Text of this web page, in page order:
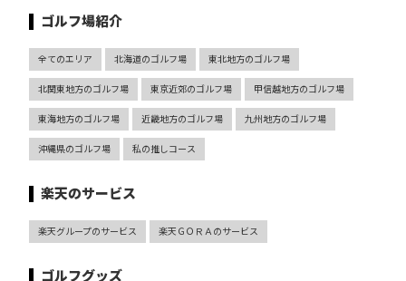
ゴルフ場紹介
全てのエリア 北海道のゴルフ場 東北地方のゴルフ場
北関東地方のゴルフ場 東京近郊のゴルフ場 甲信越地方のゴルフ場
東海地方のゴルフ場 近畿地方のゴルフ場 九州地方のゴルフ場
沖縄県のゴルフ場 私の推しコース
楽天のサービス
楽天グループのサービス 楽天ＧＯＲＡのサービス
ゴルフグッズ